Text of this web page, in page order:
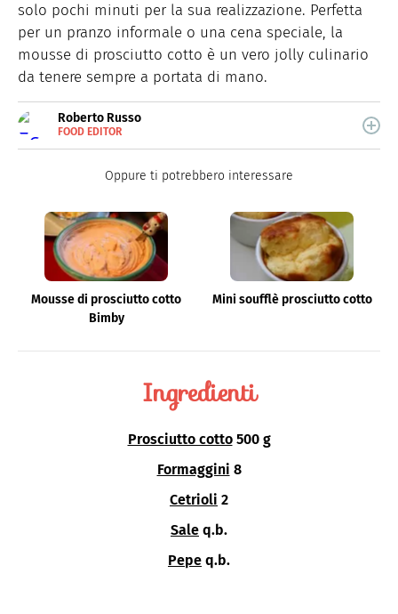
solo pochi minuti per la sua realizzazione. Perfetta
per un pranzo informale o una cena speciale, la
mousse di prosciutto cotto è un vero jolly culinario
da tenere sempre a portata di mano.
Roberto Russo
FOOD EDITOR
Roberto Russo unisce la passione per libri e cucina. Ha
Oppure ti potrebbero interessare
Mousse di prosciutto cotto
Bimby
Mini soufflè prosciutto cotto
Ingredienti
Prosciutto cotto 500 g
Formaggini 8
Cetrioli 2
Sale q.b.
Pepe q.b.